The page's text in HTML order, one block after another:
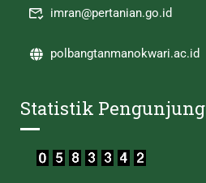
imran@pertanian.go.id
polbangtanmanokwari.ac.id
Statistik Pengunjung